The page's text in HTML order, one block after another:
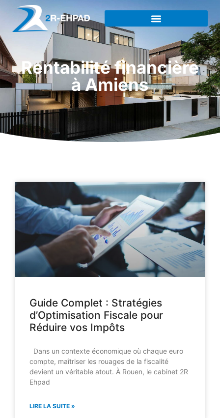
Rentabilité financière
à Amiens
Guide Complet : Stratégies
d’Optimisation Fiscale pour
Réduire vos Impôts
Dans un contexte économique où chaque euro
compte, maîtriser les rouages de la fiscalité
devient un véritable atout. À Rouen, le cabinet 2R
Ehpad
LIRE LA SUITE »